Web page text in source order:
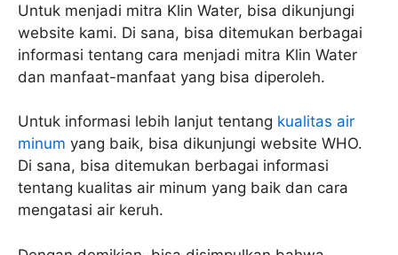
Untuk menjadi mitra Klin Water, bisa dikunjungi
website kami. Di sana, bisa ditemukan berbagai
informasi tentang cara menjadi mitra Klin Water
dan manfaat-manfaat yang bisa diperoleh.
Untuk informasi lebih lanjut tentang kualitas air
minum yang baik, bisa dikunjungi website WHO.
Di sana, bisa ditemukan berbagai informasi
tentang kualitas air minum yang baik dan cara
mengatasi air keruh.